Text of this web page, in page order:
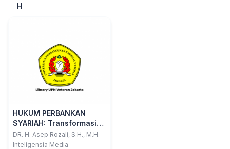
H
HUKUM PERBANKAN
SYARIAH: Transformasi
dan Formulasi Asas
Hukum Islamdemi
DR. H. Asep Rozali, S.H., M.H.
Inteligensia Media